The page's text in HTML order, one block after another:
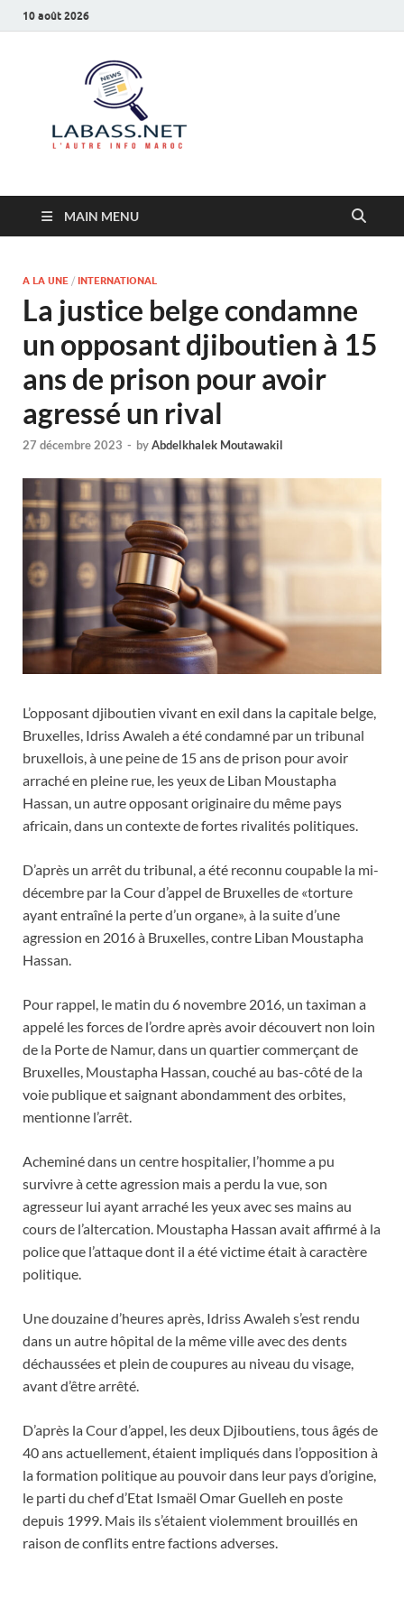
10 août 2026
MAIN MENU
A LA UNE / INTERNATIONAL
La justice belge condamne
un opposant djiboutien à 15
ans de prison pour avoir
agressé un rival
27 décembre 2023 - byAbdelkhalek Moutawakil
L’opposant djiboutien vivant en exil dans la capitale belge,
Bruxelles, Idriss Awaleh a été condamné par un tribunal
bruxellois, à une peine de 15 ans de prison pour avoir
arraché en pleine rue, les yeux de Liban Moustapha
Hassan, un autre opposant originaire du même pays
africain, dans un contexte de fortes rivalités politiques.
D’après un arrêt du tribunal, a été reconnu coupable la mi-
décembre par la Cour d’appel de Bruxelles de «torture
ayant entraîné la perte d’un organe», à la suite d’une
agression en 2016 à Bruxelles, contre Liban Moustapha
Hassan.
Pour rappel, le matin du 6 novembre 2016, un taximan a
appelé les forces de l’ordre après avoir découvert non loin
de la Porte de Namur, dans un quartier commerçant de
Bruxelles, Moustapha Hassan, couché au bas-côté de la
voie publique et saignant abondamment des orbites,
mentionne l’arrêt.
Acheminé dans un centre hospitalier, l’homme a pu
survivre à cette agression mais a perdu la vue, son
agresseur lui ayant arraché les yeux avec ses mains au
cours de l’altercation. Moustapha Hassan avait affirmé à la
police que l’attaque dont il a été victime était à caractère
politique.
Une douzaine d’heures après, Idriss Awaleh s’est rendu
dans un autre hôpital de la même ville avec des dents
déchaussées et plein de coupures au niveau du visage,
avant d’être arrêté.
D’après la Cour d’appel, les deux Djiboutiens, tous âgés de
40 ans actuellement, étaient impliqués dans l’opposition à
la formation politique au pouvoir dans leur pays d’origine,
le parti du chef d’Etat Ismaël Omar Guelleh en poste
depuis 1999. Mais ils s’étaient violemment brouillés en
raison de conflits entre factions adverses.